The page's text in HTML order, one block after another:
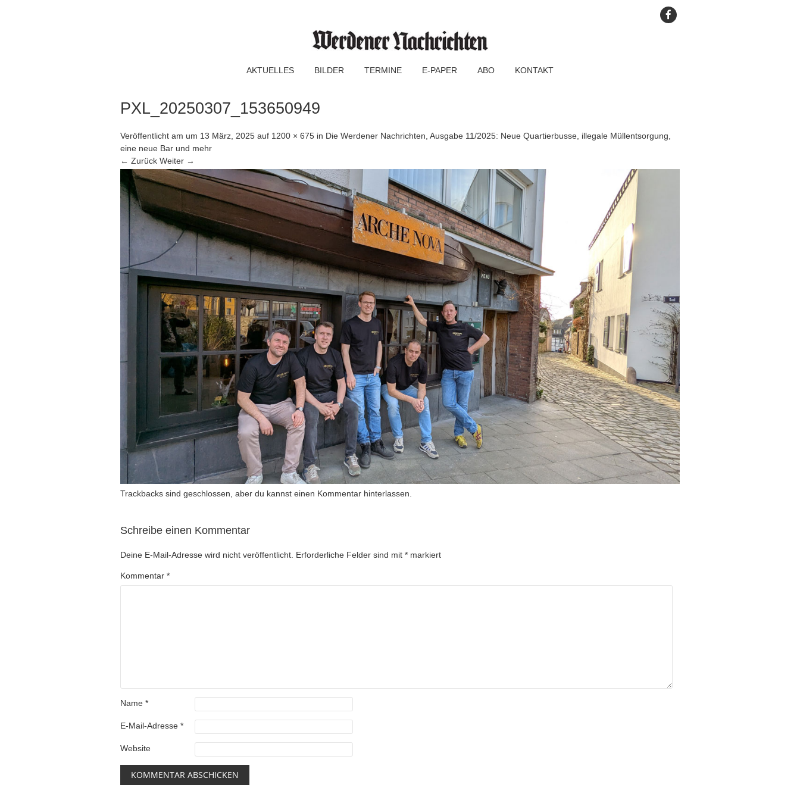
AKTUELLES BILDER TERMINE E-PAPER ABO KONTAKT
PXL_20250307_153650949
Veröffentlicht am um 13 März, 2025 auf 1200 × 675 in Die Werdener Nachrichten, Ausgabe 11/2025: Neue Quartierbusse, illegale Müllentsorgung,
eine neue Bar und mehr
← Zurück Weiter →
Trackbacks sind geschlossen, aber du kannst einen Kommentar hinterlassen
Schreibe einen Kommentar
Deine E-Mail-Adresse wird nicht veröffentlicht. Erforderliche Felder sind mit * markiert
Kommentar *
Name *
E-Mail-Adresse *
Website